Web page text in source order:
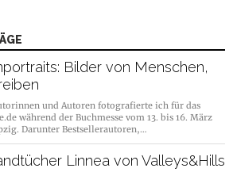
Bilder von Menschen,
und Autoren fotografierte ich für das
während der Buchmesse vom 13. bis 16. März
Darunter Bestsellerautoren,…
Linnea von Valleys&Hills